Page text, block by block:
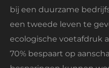
bij een duurzame
een tweede leven te
ecologische voetafdruk
70% bespaart op